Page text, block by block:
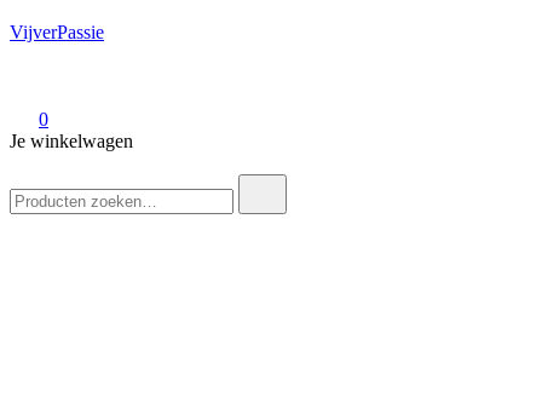
VijverPassie
0
Je winkelwagen
naar: